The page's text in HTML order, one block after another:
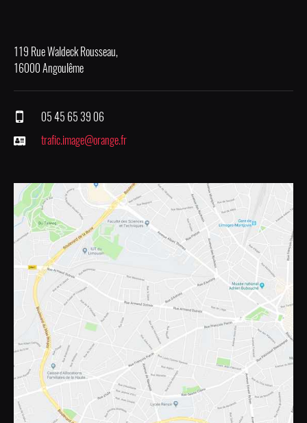
119 Rue Waldeck Rousseau,
16000 Angoulême
05 45 65 39 06
trafic.image@orange.fr